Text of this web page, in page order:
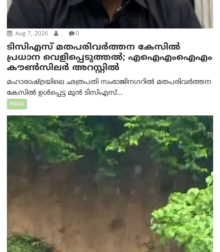
Aug 7, 2026 . 0
ടിസിഎസ് മതപരിവർത്തന കേസിൽ
പ്രധാന വെളിപ്പെടുത്തൽ; എഐഎംഐഎം
കൗൺസിലർ അറസ്റ്റിൽ
മഹാരാഷ്ട്രയിലെ ഛത്രപതി സംഭാജിനഗറിൽ മതപരിവർത്തന
കേസിൽ ഉൾപ്പെട്ട മുൻ ടിസിഎസ്...
INDIA